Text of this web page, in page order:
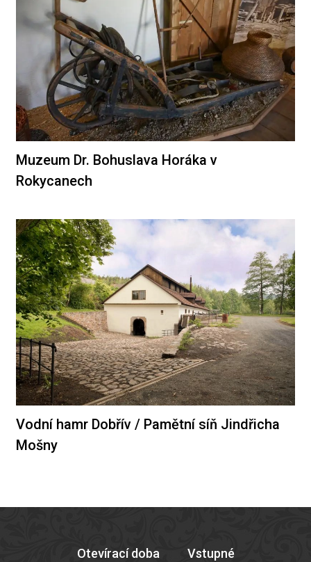
Muzeum Dr. Bohuslava Horáka v
Rokycanech
Vodní hamr Dobřív / Pamětní síň Jindřicha
Mošny
Otevírací doba
Vstupné